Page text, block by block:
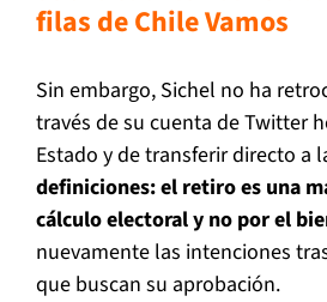
filas de Chile Vamos
Sin embargo, Sichel no ha
través de su cuenta de Twitter
Estado y de transferir directo a
definiciones: el retiro es una
cálculo electoral y no por el
nuevamente las intenciones
que buscan su aprobación.